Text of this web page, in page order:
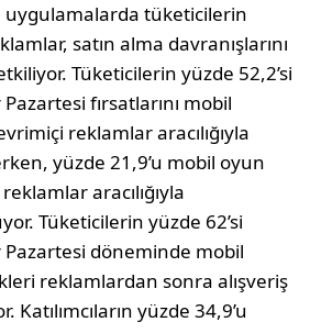
uygulamalarda tüketicilerin
satın alma davranışlarını
Tüketicilerin yüzde 52,2’si
fırsatlarını mobil
reklamlar aracılığıyla
yüzde 21,9’u mobil oyun
aracılığıyla
Tüketicilerin yüzde 62’si
Pazartesi döneminde mobil
reklamlardan sonra alışveriş
Katılımcıların yüzde 34,9’u